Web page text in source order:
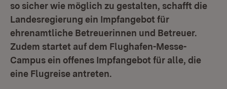
so sicher wie möglich zu gestalten, schafft die
Landesregierung ein Impfangebot für
ehrenamtliche Betreuerinnen und Betreuer.
Zudem startet auf dem Flughafen-Messe-
Campus ein offenes Impfangebot für alle, die
eine Flugreise antreten.